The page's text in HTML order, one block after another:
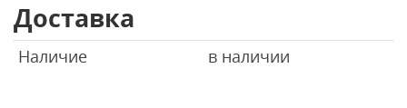
Доставка
Наличие в наличии